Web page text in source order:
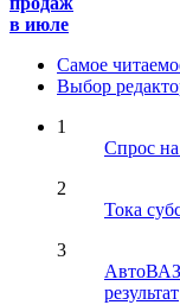
в июле
Самое
Выбор
1
Спрос
2
Тока
3
АвтоВАЗ
результат